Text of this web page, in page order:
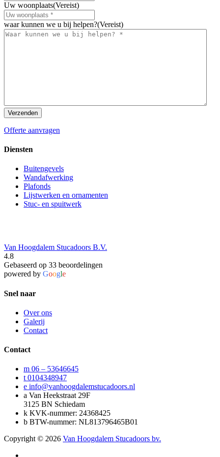
Uw woonplaats(Vereist)
waar kunnen we u bij helpen?(Vereist)
Offerte aanvragen
Diensten
Buitengevels
Wandafwerking
Plafonds
Lijstwerken en ornamenten
Stuc- en spuitwerk
Van Hoogdalem Stucadoors B.V.
4.8
Gebaseerd op 33 beoordelingen
powered by Google
Snel naar
Over ons
Galerij
Contact
Contact
m 06 – 53646645
t 0104348947
e info@vanhoogdalemstucadoors.nl
a Van Heekstraat 29F
3125 BN Schiedam
k KVK-nummer: 24368425
b BTW-nummer: NL813796465B01
Copyright © 2026 Van Hoogdalem Stucadoors bv.